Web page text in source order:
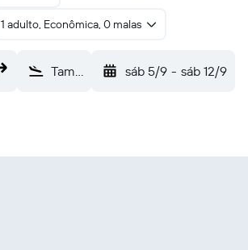
1 adulto, Econômica, 0 malas
Tamchy Issyk-Kul Intl (IKU) sáb 5/9 - sáb 12/9